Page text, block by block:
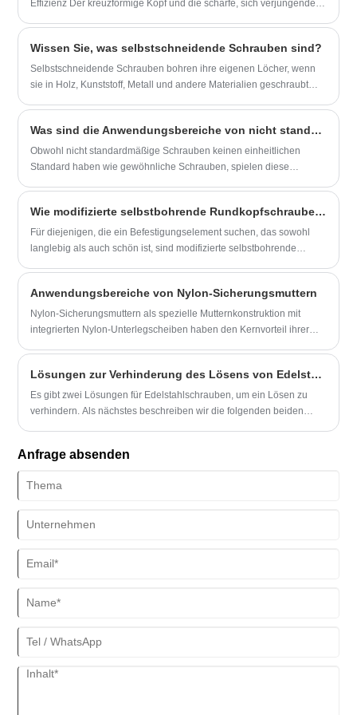
Effizienz Der kreuzförmige Kopf und die scharfe, sich verjüngende
verschiedenen Objektoberflächen.
​Wissen Sie, was selbstschneidende Schrauben sind?
Selbstschneidende Schrauben bohren ihre eigenen Löcher, wenn
sie in Holz, Kunststoff, Metall und andere Materialien geschraubt
passgenaue Gewinde erstellen.
Was sind die Anwendungsbereiche von nicht standardmäßigen Schrauben?
Obwohl nicht standardmäßige Schrauben keinen einheitlichen
Standard haben wie gewöhnliche Schrauben, spielen diese
​Wie modifizierte selbstbohrende Rundkopfschrauben mit lackierten Spitzen eine dauerhafte und ästhetisch ansprechende Befestigungslösung bieten
Für diejenigen, die ein Befestigungselement suchen, das sowohl
langlebig als auch schön ist, sind modifizierte selbstbohrende
modifiziertes Flachrundkopfdesign, das im Vergleich zu
herkömmlichen Befestigungselementen den Halt und das
Drehmoment verbessert.
Anwendungsbereiche von Nylon-Sicherungsmuttern
Nylon-Sicherungsmuttern als spezielle Mutternkonstruktion mit
integrierten Nylon-Unterlegscheiben haben den Kernvorteil ihrer
Nylonscheibe aufgrund ihrer Materialeigenschaften einen mäßigen
Druck an der Kontaktschnittstelle, der dazu führt, dass die Mutter
eine subtile und effektive elastische Verformung in axialer und
Lösungen zur Verhinderung des Lösens von Edelstahlschrauben
Es gibt zwei Lösungen für Edelstahlschrauben, um ein Lösen zu
verhindern. Als nächstes beschreiben wir die folgenden beiden
Anfrage absenden